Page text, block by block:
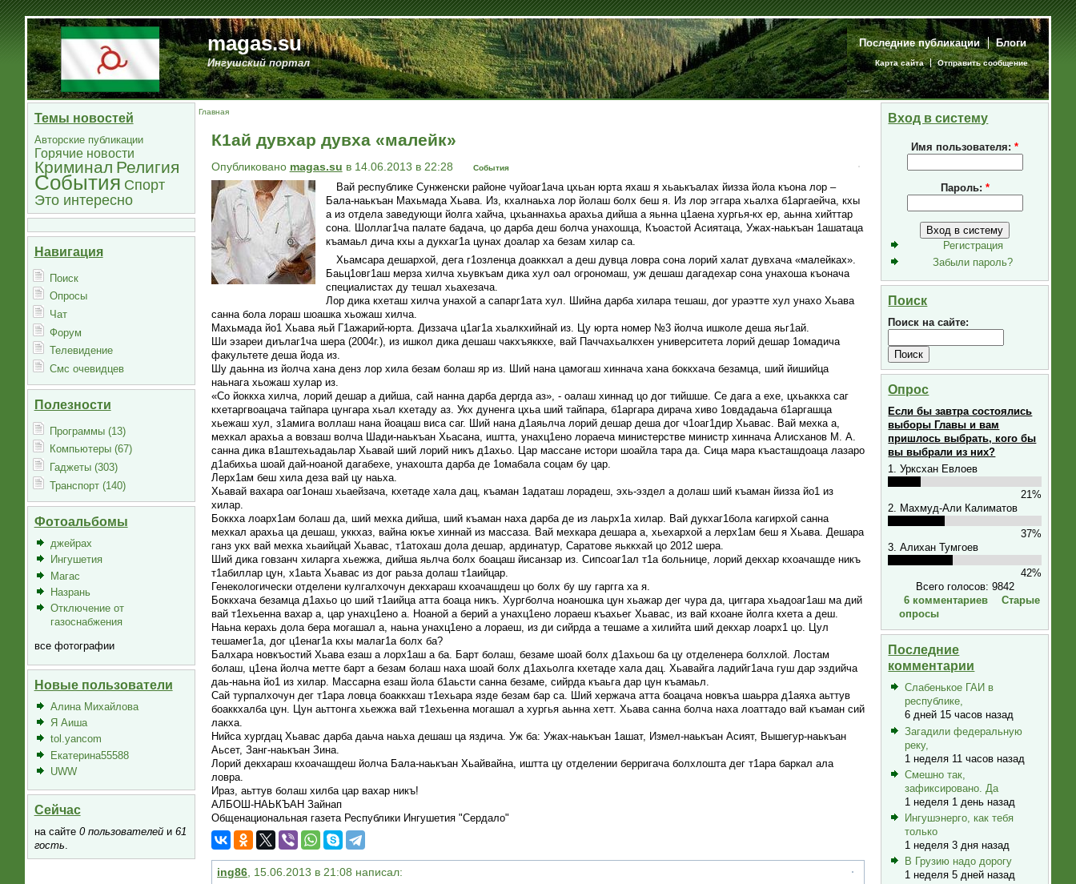
magas.su
Ингушский портал
Последние публикации Блоги
Карта сайта Отправить сообщение
Темы новостей
Авторские публикации
Горячие новости
Криминал Религия
События Спорт
Это интересно
Навигация
Поиск
Опросы
Чат
Форум
Телевидение
Смс очевидцев
Полезности
Программы (13)
Компьютеры (67)
Гаджеты (303)
Транспорт (140)
Фотоальбомы
джейрах
Ингушетия
Магас
Назрань
Отключение от
газоснабжения
все фотографии
Новые пользователи
Алина Михайлова
Я Аиша
tol.yancom
Екатерина55588
UWW
Сейчас
на сайте 0 пользователейи 61
гость.
Главная
К1ай дувхар дувха «малейк»
Опубликовано magas.su в 14.06.2013 в 22:28 События
Вай республике Сунженски районе чуйоаг1ача цхьан юрта яхаш я хьаькъалах йизза йола къона лор –
Бала-наькъан Махьмада Хьава. Из, кхалнаьха лор йолаш болх беш я. Из лор эггара хьалха б1аргаейча, кхы
а из отдела заведующи йолга хайча, цхьаннахьа арахьа дийша а яьнна ц1аена хургья-кх ер, аьнна хийттар
сона. Шоллаг1ча палате бадача, цо дарба деш болча унахошца, Къоастой Асиятаца, Ужах-наькъан 1ашатаца
къамаьл дича кхы а дукхаг1а цунах доалар ха безам хилар са.
Хьамсара дешархой, дега г1озленца доаккхал а деш дувца ловра сона лорий халат дувхача «малейках».
Баьц1овг1аш мерза хилча хьувкъам дика хул оал огрономаш, уж дешаш дагадехар сона унахоша къонача
специалистах ду тешал хьахезача.
Лор дика кхеташ хилча унахой а сапарг1ата хул. Шийна дарба хилара тешаш, дог ураэтте хул унахо Хьава
санна бола лораш шоашка хьожаш хилча.
Махьмада йо1 Хьава яьй Г1ажарий-юрта. Диззача ц1аг1а хьалкхийнай из. Цу юрта номер №3 йолча ишколе деша яьг1ай.
Ши эзареи диълаг1ча шера (2004г.), из ишкол дика дешаш чакхъяккхе, вай Паччахьалкхен университета лорий дешар 1омадича
факультете деша йода из.
Шу даьнна из йолча хана денз лор хила безам болаш яр из. Ший нана цамогаш хиннача хана боккхача безамца, ший йишийца
наьнага хьожаш хулар из.
«Со йоккха хилча, лорий дешар а дийша, сай нанна дарба дергда аз», - оалаш хиннад цо дог тийшше. Се дага а ехе, цхьаккха саг
кхетаргвоацача тайпара цунгара хьал кхетаду аз. Укх дуненга цхьа ший тайпара, б1аргара дирача хиво 1овдадаьча б1аргашца
хьежаш хул, з1амига воллаш нана йоацаш виса саг. Ший нана д1аяьлча лорий дешар деша дог ч1оаг1дир Хьавас. Вай мехка а,
мехкал арахьа а вовзаш волча Шади-наькъан Хьасана, иштта, унахц1ено лораеча министерстве министр хиннача Алисханов М. А.
санна дика в1аштехьадаьлар Хьавай ший лорий никъ д1ахьо. Цар массане истори шоайла тара да. Сица мара къасташдоаца лазаро
д1абихьа шоай дай-ноаной дагабехе, унахошта дарба де 1омабала соцам бу цар.
Лерх1ам беш хила деза вай цу наьха.
Хьавай вахара оаг1онаш хьаейзача, кхетаде хала дац, къаман 1адаташ лорадеш, эхь-эздел а долаш ший къаман йизза йо1 из
хилар.
Боккха лоарх1ам болаш да, ший мехка дийша, ший къаман наха дарба де из лаьрх1а хилар. Вай дукхаг1бола кагирхой санна
мехкал арахьа ца дешаш, уккхаз, вайна юкъе хиннай из массаза. Вай мехкара дешара а, хьехархой а лерх1ам беш я Хьава. Дешара
ганз укх вай мехка хьаийцай Хьавас, т1атохаш дола дешар, ардинатур, Саратове яьккхай цо 2012 шера.
Ший дика говзанч хиларга хьежжа, дийша яьлча болх боацаш йисанзар из. Сипсоаг1ал т1а больнице, лорий декхар кхоачашде никъ
т1абиллар цун, х1аьта Хьавас из дог раьза долаш т1аийцар.
Генекологически отделени кулгалхочун декхараш кхоачашдеш цо болх бу шу гаргга ха я.
Боккхача безамца д1ахьо цо ший т1аийца атта боаца никъ. Хургболча ноаношка цун хьажар дег чура да, циггара хьадоаг1аш ма дий
вай т1ехьенна вахар а, цар унахц1ено а. Ноаной а берий а унахц1ено лораеш къахьег Хьавас, из вай кхоане йолга кхета а деш.
Наьна керахь дола бера могашал а, наьна унахц1ено а лораеш, из ди сийрда а тешаме а хилийта ший декхар лоарх1 цо. Цул
тешамег1а, дог ц1енаг1а кхы малаг1а болх ба?
Балхара новкъостий Хьава езаш а лорх1аш а ба. Барт болаш, безаме шоай болх д1ахьош ба цу отделенера болхлой. Лостам
болаш, ц1ена йолча метте барт а безам болаш наха шоай болх д1ахьолга кхетаде хала дац. Хьавайга ладийг1ача гуш дар эздийча
даь-наьна йо1 из хилар. Массарна езаш йола б1аьсти санна безаме, сийрда къаьга дар цун къамаьл.
Сай турпалхочун дег т1ара ловца боаккхаш т1ехьара язде безам бар са. Ший хержача атта боацача новкъа шаьрра д1аяха аьттув
боаккхалба цун. Цун аьттонга хьежжа вай т1ехьенна могашал а хургья аьнна хетт. Хьава санна болча наха лоаттадо вай къаман сий
лакха.
Нийса хургдац Хьавас дарба даьча наьха дешаш ца яздича. Уж ба: Ужах-наькъан 1ашат, Измел-наькъан Асият, Вышегур-наькъан
Аьсет, Занг-наькъан Зина.
Лорий декхараш кхоачашдеш йолча Бала-наькъан Хьайвайна, иштта цу отделении берригача болхлошта дег т1ара баркал ала
ловра.
Ираз, аьттув болаш хилба цар вахар никъ!
АЛБОШ-НАЬКЪАН Зайнап
Общенациональная газета Республики Ингушетия "Сердало"
ing86, 15.06.2013 в 21:08 написал:
Вход в систему
Имя пользователя:*
Пароль: *
Регистрация
Забыли пароль?
Поиск
Поиск на сайте:
Опрос
Если бы завтра состоялись
выборы Главы и вам
пришлось выбрать, кого бы
вы выбрали из них?
1. Урксхан Евлоев
21%
2. Махмуд-Али Калиматов
37%
3. Алихан Тумгоев
42%
Всего голосов: 9842
6 комментариев
Старые
опросы
Последние
комментарии
Слабенькое ГАИ в
республике,
6 дней 15 часов назад
Загадили федеральную
реку,
1 неделя 11 часов назад
Смешно так,
зафиксировано. Да
1 неделя 1 день назад
Ингушэнерго, как тебя
только
1 неделя 3 дня назад
В Грузию надо дорогу
1 неделя 5 дней назад